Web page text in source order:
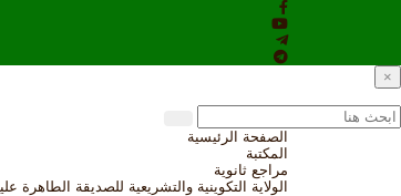
×
الصفحة الرئيسية
المكتبة
مراجع ثانوية
الولاية التكوينية والتشريعية للصديقة